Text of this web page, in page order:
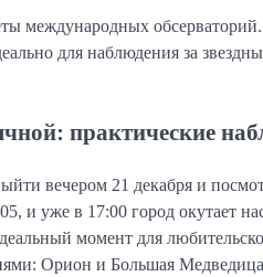
международных
для наблюдения за
практические
вечером 21 декабря и
и уже в 17:00 город окутает
момент для
Орион и Большая